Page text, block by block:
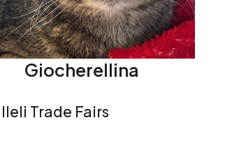
Giocherellina
Trade Fairs